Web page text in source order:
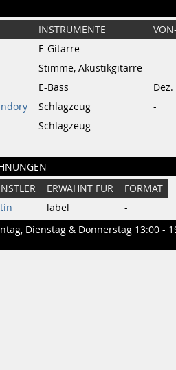
INSTRUMENTE
E-Gitarre -
Stimme, Akustikgitarre -
E-Bass
Schlagzeug -
Schlagzeug -
ERWÄHNT FÜR
FORMAT
label
-
Dienstag & Donnerstag 13:00 -